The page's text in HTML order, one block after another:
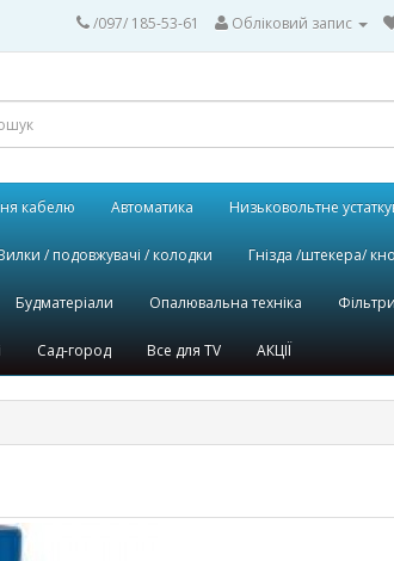
/097/ 185-53-61 Обліковий запис
кабелю Автоматика Низьковольтне
/ подовжувачі / колодки Гнізда /штекера/
Будматеріали Опалювальна техніка
Сад-город Все для TV АКЦІЇ